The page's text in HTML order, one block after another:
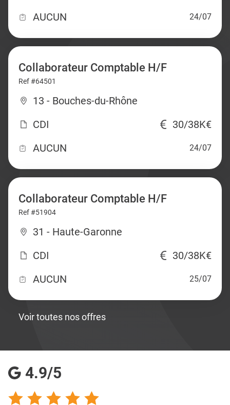
AUCUN
24/07
Collaborateur Comptable H/F
Ref #64501
13 - Bouches-du-Rhône
CDI
30/38K€
AUCUN
24/07
Collaborateur Comptable H/F
Ref #51904
31 - Haute-Garonne
CDI
30/38K€
AUCUN
25/07
Voir toutes nos offres
4.9/5